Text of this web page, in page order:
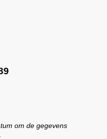
om de gegevens